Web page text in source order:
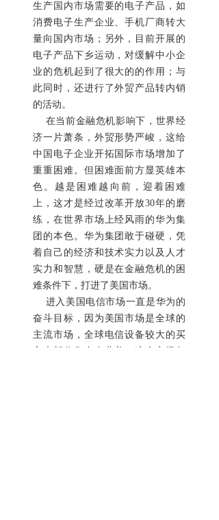
生产国内市场需要的电子产品，如
消费电子生产企业、手机厂商转大
量向国内市场；另外，目前开展的
电子产品下乡运动，对缓解中小企
业的危机起到了很大的的作用；与
此同时，还进行了外贸产品转内销
的活动。
在当前金融危机影响下，世界经
济一片萧条，外贸形势严峻，这给
中国电子企业开拓国际市场增加了
重重困难。但困难面前方显英雄本
色。越是困难越向前，迎着困难
上，这才是经过改革开放30年的磨
练，在世界市场上经风雨的华为集
团的本色。华为集团敢于碰硬，凭
着自己的经济和技术实力以及人才
实力和智慧，硬是在金融危机的困
难条件下，打进了美国市场。
进入美国电信市场一直是华为的
奋斗目标，因为美国市场是全球的
主流市场，全球电信设备较大的买